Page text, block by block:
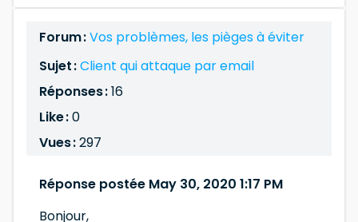
Forum :Vos problèmes, les pièges à éviter
Sujet :Client qui attaque par email
Réponses :16
Like :0
Vues :297
Réponse postée May 30, 2020 1:17 PM
Bonjour,